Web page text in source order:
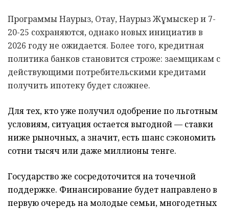
Программы Наурыз, Отау, Наурыз Жұмыскер и 7-
20-25 сохраняются, однако новых инициатив в
2026 году не ожидается. Более того, кредитная
политика банков становится строже: заемщикам с
действующими потребительскими кредитами
получить ипотеку будет сложнее.
Для тех, кто уже получил одобрение по льготным
условиям, ситуация остается выгодной — ставки
ниже рыночных, а значит, есть шанс сэкономить
сотни тысяч или даже миллионы тенге.
Государство же сосредоточится на точечной
поддержке. Финансирование будет направлено в
первую очередь на молодые семьи, многодетных